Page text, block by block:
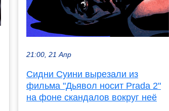
21:00, 21 Апр
Сидни Суини вырезали из
фильма "Дьявол носит Prada 2"
на фоне скандалов вокруг неё